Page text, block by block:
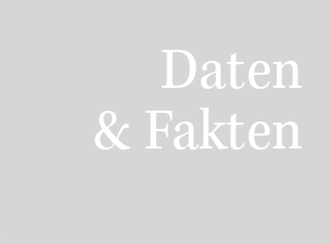
Daten
& Fakten